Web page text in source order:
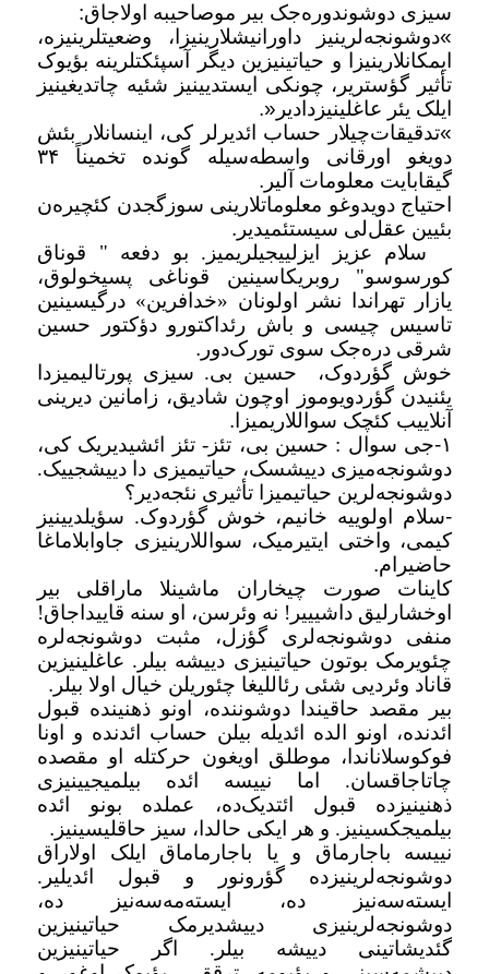
سیزی دوشوندوره‌جک بیر موصاحیبه اولاجاق:
«دوشونجه‌لرینیز داورانیشلارینیزا، وضعیتلرینیزه،
ایمکانلارینیزا و حیاتینیزین دیگر آسپئکتلرینه بؤیوک
تأثیر گؤستریر، چونکی ایستدیینیز شئیه چاتدیغینیز
ایلک یئر عاغلینیزدادیر .»
«تدقیقات‌چیلار حساب ائدیرلر کی، اینسانلار بئش
دویغو اورقانی واسطه‌سیله گونده تخمیناً ۳۴
گیقابایت معلومات آلیر .
احتیاج دویدوغو معلوماتلارینی سوزگجدن کئچیره‌ن
بئیین عقل‌لی سیستئمیدیر .
سلام عزیز ایزلییجیلریمیز. بو دفعه " قوناق
کورسوسو" روبریکاسینین قوناغی پسیخولوق،
یازار تهراندا نشر اولونان «خدافرین» درگیسینین
تاسیس چیسی و باش رئداکتورو دؤکتور حسین
شرقی دره‌جک سوی تورک‌دور .
خوش گؤردوک،
حسین بی. سیزی پورتالیمیزدا
یئنیدن گؤردویوموز اوچون شادیق، زامانین دیرینی
آنلاییب کئچک سواللاریمیزا .
۱-جی سوال : حسین بی، تئز- تئز ائشیدیریک کی،
دوشونجه‌میزی دییشسک، حیاتیمیزی دا دییشجییک.
دوشونجه‌لرین حیاتیمیزا تأثیری نئجه‌دیر؟
-سلام اولوییه خانیم، خوش گؤردوک. سؤیلدیینیز
کیمی، واختی ایتیرمیک، سواللارینیزی جاوابلاماغا
حاضیرام.
کاینات صورت چیخاران ماشینلا ماراقلی بیر
اوخشارلیق داشیییر! نه وئرسن، او سنه قاییداجاق!
منفی دوشونجه‌لری گؤزل، مثبت دوشونجه‌لره
چئویرمک بوتون حیاتینیزی دییشه بیلر. عاغلینیزین
قاناد وئردیی شئی رئاللیغا چئوریلن خیال اولا بیلر .
بیر مقصد حاقیندا دوشوننده، اونو ذهنینده قبول
ائد‌نده، اونو الده ائدیله بیلن حساب ائد‌نده و اونا
فوکوسلاناندا، موطلق اویغون حرکتله او مقصده
چاتاجاقسان. اما نییسه ائده بیلمیجیینیزی
ذهنینیزده قبول ائتدیک‌ده، عملده بونو ائده
بیلمیجکسینیز. و هر ایکی حالدا، سیز حاقلیسینیز .
نییسه باجارماق و یا باجارماماق ایلک اولاراق
دوشونجه‌لرینیزده گؤرونور و قبول ائدیلیر.
ایسته‌سه‌نیز ده، ایسته‌مه‌سه‌نیز ده،
دوشونجه‌لرینیزی دییشدیرمک حیاتینیزین
گئدیشاتینی دییشه بیلر. اگر حیاتینیزین